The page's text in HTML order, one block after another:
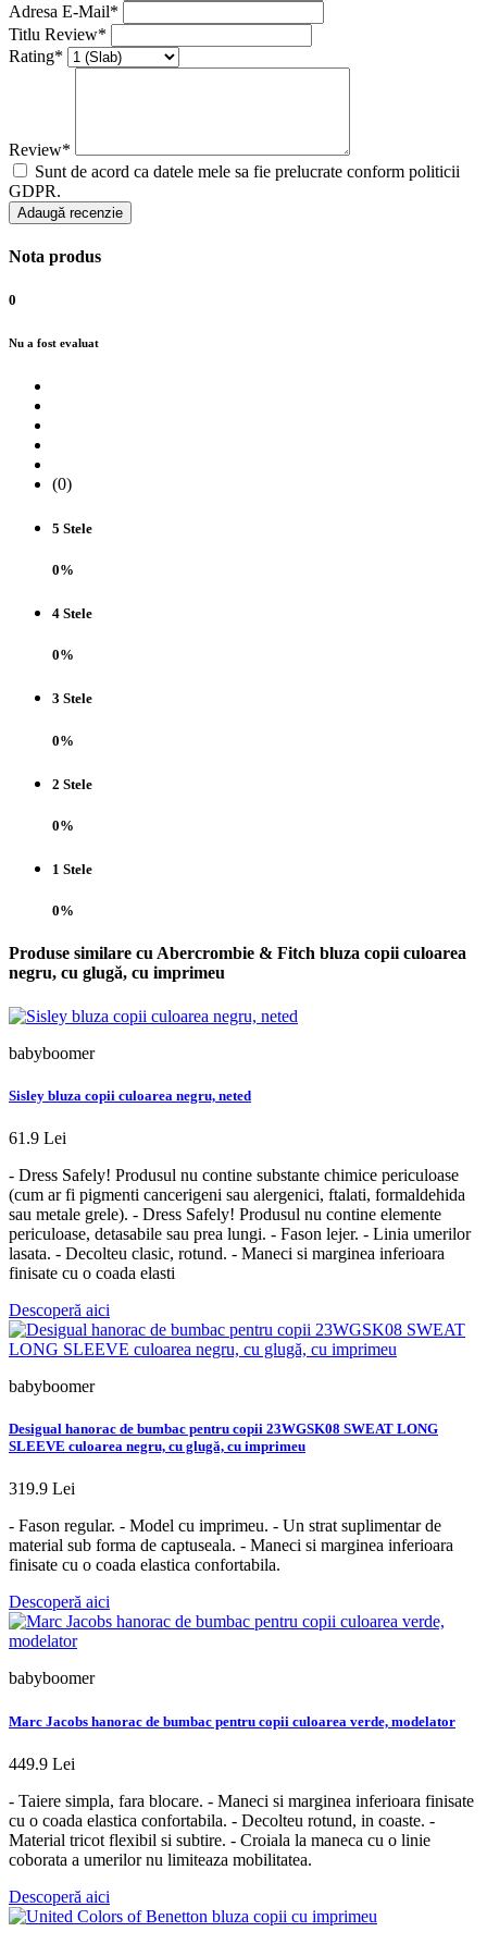
Adresa E-Mail*
Titlu Review*
Rating*
Review*
Sunt de acord ca datele mele sa fie prelucrate conform politicii
GDPR.
Adaugă recenzie
Nota produs
0
Nu a fost evaluat
(0)
5 Stele
0%
4 Stele
0%
3 Stele
0%
2 Stele
0%
1 Stele
0%
Produse similare cu Abercrombie & Fitch bluza copii culoarea
negru, cu glugă, cu imprimeu
babyboomer
Sisley bluza copii culoarea negru, neted
61.9 Lei
- Dress Safely! Produsul nu contine substante chimice periculoase
(cum ar fi pigmenti cancerigeni sau alergenici, ftalati, formaldehida
sau metale grele). - Dress Safely! Produsul nu contine elemente
periculoase, detasabile sau prea lungi. - Fason lejer. - Linia umerilor
lasata. - Decolteu clasic, rotund. - Maneci si marginea inferioara
finisate cu o coada elasti
Descoperă aici
babyboomer
Desigual hanorac de bumbac pentru copii 23WGSK08 SWEAT LONG
SLEEVE culoarea negru, cu glugă, cu imprimeu
319.9 Lei
- Fason regular. - Model cu imprimeu. - Un strat suplimentar de
material sub forma de captuseala. - Maneci si marginea inferioara
finisate cu o coada elastica confortabila.
Descoperă aici
babyboomer
Marc Jacobs hanorac de bumbac pentru copii culoarea verde, modelator
449.9 Lei
- Taiere simpla, fara blocare. - Maneci si marginea inferioara finisate
cu o coada elastica confortabila. - Decolteu rotund, in coaste. -
Material tricot flexibil si subtire. - Croiala la maneca cu o linie
coborata a umerilor nu limiteaza mobilitatea.
Descoperă aici